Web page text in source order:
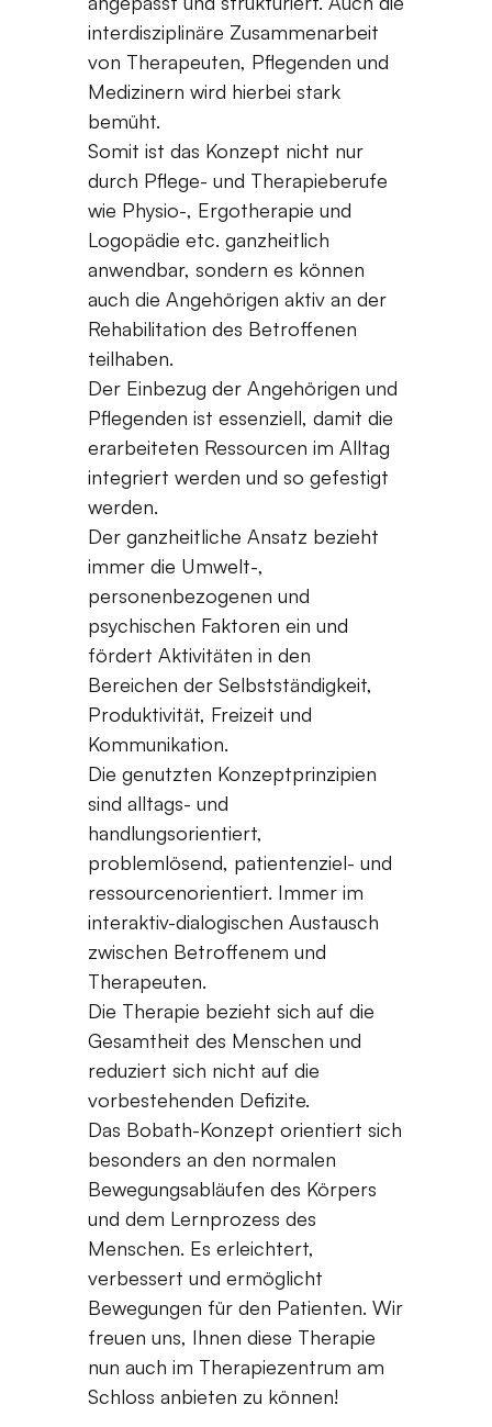
interdisziplinäre Zusammenarbeit
von Therapeuten, Pflegenden und
Medizinern wird hierbei stark
bemüht.
Somit ist das Konzept nicht nur
durch Pflege- und Therapieberufe
wie Physio-, Ergotherapie und
Logopädie etc. ganzheitlich
anwendbar, sondern es können
auch die Angehörigen aktiv an der
Rehabilitation des Betroffenen
teilhaben.
Der Einbezug der Angehörigen und
Pflegenden ist essenziell, damit die
erarbeiteten Ressourcen im Alltag
integriert werden und so gefestigt
werden.
Der ganzheitliche Ansatz bezieht
immer die Umwelt-,
personenbezogenen und
psychischen Faktoren ein und
fördert Aktivitäten in den
Bereichen der Selbstständigkeit,
Produktivität, Freizeit und
Kommunikation.
Die genutzten Konzeptprinzipien
sind alltags- und
handlungsorientiert,
problemlösend, patientenziel- und
ressourcenorientiert. Immer im
interaktiv-dialogischen Austausch
zwischen Betroffenem und
Therapeuten.
Die Therapie bezieht sich auf die
Gesamtheit des Menschen und
reduziert sich nicht auf die
vorbestehenden Defizite.
Das Bobath-Konzept orientiert sich
besonders an den normalen
Bewegungsabläufen des Körpers
und dem Lernprozess des
Menschen. Es erleichtert,
verbessert und ermöglicht
Bewegungen für den Patienten. Wir
freuen uns, Ihnen diese Therapie
nun auch im Therapiezentrum am
Schloss anbieten zu können!